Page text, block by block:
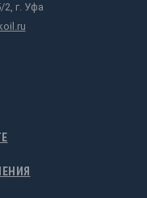
2, г. Уфа